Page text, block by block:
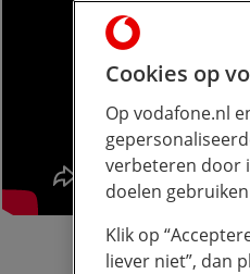
Cookies op
Op vodafone.nl
verbeteren door
doelen
Klik op
liever niet”, dan